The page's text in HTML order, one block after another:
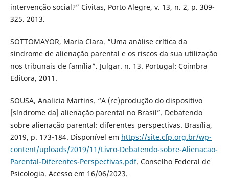
intervenção social?” Civitas, Porto Alegre, v. 13, n. 2, p. 309-
325. 2013.
SOTTOMAYOR, Maria Clara. “Uma análise crítica da
síndrome de alienação parental e os riscos da sua utilização
nos tribunais de família”. Julgar. n. 13. Portugal: Coimbra
Editora, 2011.
SOUSA, Analicia Martins. “A (re)produção do dispositivo
[síndrome da] alienação parental no Brasil”. Debatendo
sobre alienação parental: diferentes perspectivas. Brasília,
2019, p. 173-184. Disponível em https://site.cfp.org.br/wp-
content/uploads/2019/11/Livro-Debatendo-sobre-Alienacao-
Parental-Diferentes-Perspectivas.pdf. Conselho Federal de
Psicologia. Acesso em 16/06/2023.